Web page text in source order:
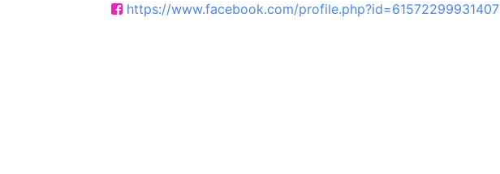
https://www.facebook.com/profile.php?id=61572299931407